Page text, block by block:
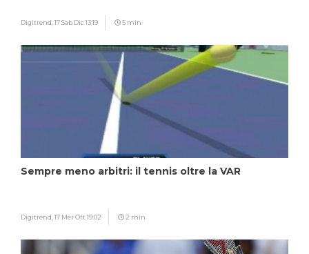
Digitrend,17 Sab Dic 13:19 5 min
Sempre meno arbitri: il tennis oltre la VAR
Digitrend,17 Mer Ott 19:02 2 min